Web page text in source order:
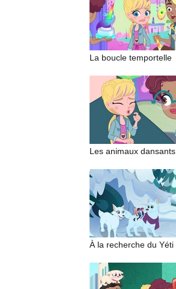
La boucle temportelle
Les animaux dansants
À la recherche du Yéti